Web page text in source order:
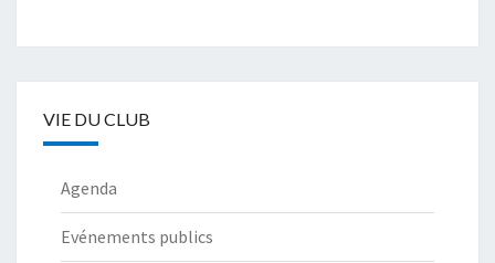
VIE DU CLUB
Agenda
Evénements publics